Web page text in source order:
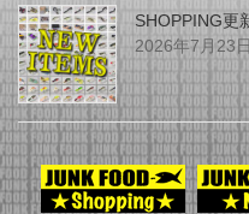
SHOPPING更
2026年7月23